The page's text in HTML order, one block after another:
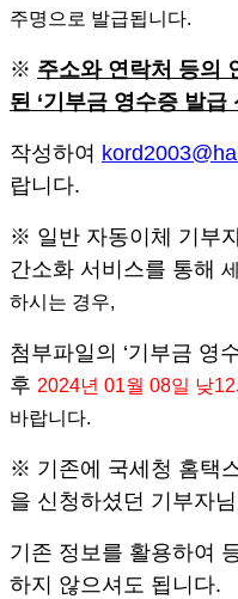
주명으로 발급됩니다.
※ 주소와 연락처 등의
된 ‘기부금 영수증 발급
작성하여
랍니다.
※ 일반 자동이체 기부
간소화 서비스를 통해
하시는 경우,
첨부파일의 ‘기부금 영
후 2024년 01월 08일 낮12
바랍니다.
※ 기존에 국세청 홈택
을 신청하셨던 기부자
기존 정보를 활용하여
하지 않으셔도 됩니다.